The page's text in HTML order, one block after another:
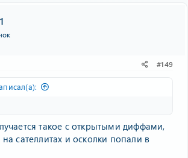
#149
такое с открытыми диффами,
на сателлитах и осколки попали в